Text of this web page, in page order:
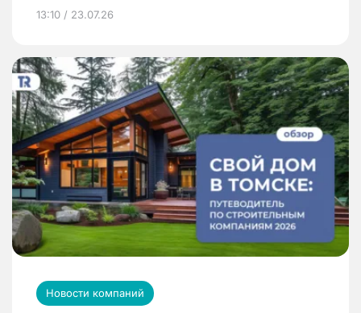
13:10 / 23.07.26
Новости компаний